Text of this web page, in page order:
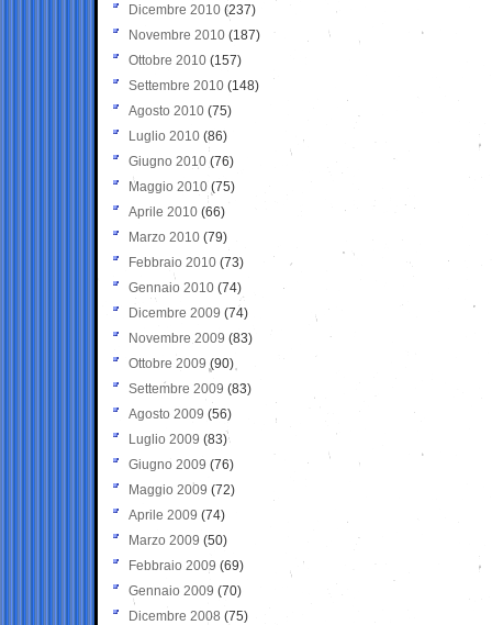
Dicembre 2010 (237)
Novembre 2010 (187)
Ottobre 2010 (157)
Settembre 2010 (148)
Agosto 2010 (75)
Luglio 2010 (86)
Giugno 2010 (76)
Maggio 2010 (75)
Aprile 2010 (66)
Marzo 2010 (79)
Febbraio 2010 (73)
Gennaio 2010 (74)
Dicembre 2009 (74)
Novembre 2009 (83)
Ottobre 2009 (90)
Settembre 2009 (83)
Agosto 2009 (56)
Luglio 2009 (83)
Giugno 2009 (76)
Maggio 2009 (72)
Aprile 2009 (74)
Marzo 2009 (50)
Febbraio 2009 (69)
Gennaio 2009 (70)
Dicembre 2008 (75)